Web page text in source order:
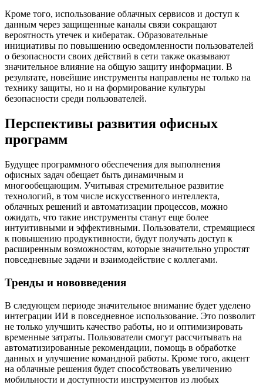
Кроме того, использование облачных сервисов и доступ к
данным через защищенные каналы связи сокращают
вероятность утечек и кибератак. Образовательные
инициативы по повышению осведомленности пользователей
о безопасности своих действий в сети также оказывают
значительное влияние на общую защиту информации. В
результате, новейшие инструменты направлены не только на
технику защиты, но и на формирование культуры
безопасности среди пользователей.
Перспективы развития офисных
программ
Будущее программного обеспечения для выполнения
офисных задач обещает быть динамичным и
многообещающим. Учитывая стремительное развитие
технологий, в том числе искусственного интеллекта,
облачных решений и автоматизации процессов, можно
ожидать, что такие инструменты станут еще более
интуитивными и эффективными. Пользователи, стремящиеся
к повышению продуктивности, будут получать доступ к
расширенным возможностям, которые значительно упростят
повседневные задачи и взаимодействие с коллегами.
Тренды и нововведения
В следующем периоде значительное внимание будет уделено
интеграции ИИ в повседневное использование. Это позволит
не только улучшить качество работы, но и оптимизировать
временные затраты. Пользователи смогут рассчитывать на
автоматизированные рекомендации, помощь в обработке
данных и улучшение командной работы. Кроме того, акцент
на облачные решения будет способствовать увеличению
мобильности и доступности инструментов из любых